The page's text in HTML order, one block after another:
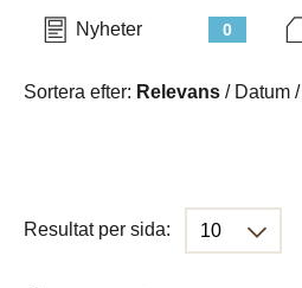
0
Nyheter
Sortera efter: Relevans / Datum /
Resultat per sida: